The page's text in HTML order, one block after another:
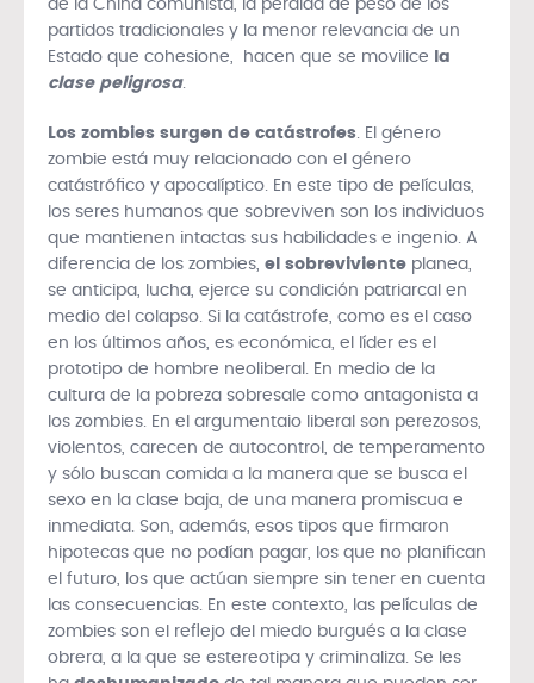
de la China comunista, la pérdida de peso de los
partidos tradicionales y la menor relevancia de un
Estado que cohesione, hacen que se movilice la
clase peligrosa.
Los zombies surgen de catástrofes. El género
zombie está muy relacionado con el género
catástrófico y apocalíptico. En este tipo de películas,
los seres humanos que sobreviven son los individuos
que mantienen intactas sus habilidades e ingenio. A
diferencia de los zombies, el sobreviviente planea,
se anticipa, lucha, ejerce su condición patriarcal en
medio del colapso. Si la catástrofe, como es el caso
en los últimos años, es económica, el líder es el
prototipo de hombre neoliberal. En medio de la
cultura de la pobreza sobresale como antagonista a
los zombies. En el argumentaio liberal son perezosos,
violentos, carecen de autocontrol, de temperamento
y sólo buscan comida a la manera que se busca el
sexo en la clase baja, de una manera promiscua e
inmediata. Son, además, esos tipos que firmaron
hipotecas que no podían pagar, los que no planifican
el futuro, los que actúan siempre sin tener en cuenta
las consecuencias. En este contexto, las películas de
zombies son el reflejo del miedo burgués a la clase
obrera, a la que se estereotipa y criminaliza. Se les